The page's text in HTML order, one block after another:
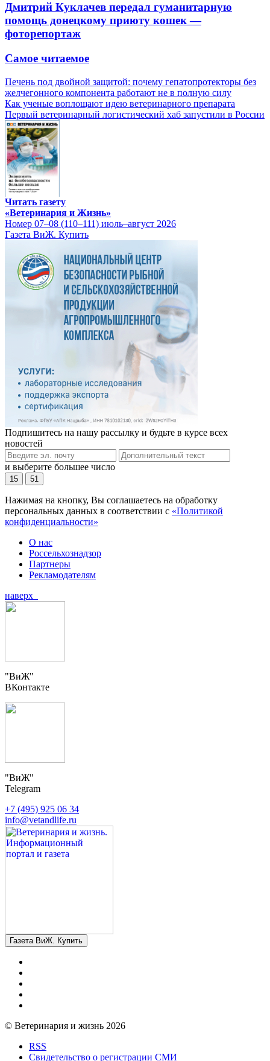
Дмитрий Куклачев передал гуманитарную
помощь донецкому приюту кошек —
фоторепортаж
Самое читаемое
Печень под двойной защитой: почему гепатопротекторы без
желчегонного компонента работают не в полную силу
Как ученые воплощают идею ветеринарного препарата
Первый ветеринарный логистический хаб запустили в России
Читать газету
«Ветеринария и Жизнь»
Номер 07–08 (110–111) июль–август 2026
Газета ВиЖ. Купить
Подпишитесь на нашу рассылку и будьте в курсе всех
новостей
и выберите большее число
15 51
Нажимая на кнопку, Вы соглашаетесь на обработку
персональных данных в соответствии с «Политикой
конфиденциальности»
О нас
Россельхознадзор
Партнеры
Рекламодателям
наверх
"ВиЖ"
ВКонтакте
"ВиЖ"
Telegram
+7 (495) 925 06 34
info@vetandlife.ru
Газета ВиЖ. Купить
© Ветеринария и жизнь 2026
RSS
Свидетельство о регистрации СМИ